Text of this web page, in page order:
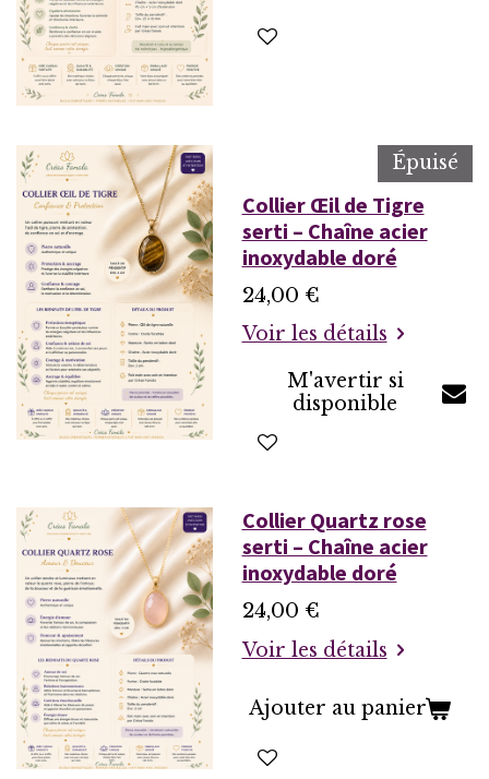
Épuisé
Collier Œil de Tigre
serti – Chaîne acier
inoxydable doré
24,00 €
Voir les détails
M'avertir si
disponible
Collier Quartz rose
serti – Chaîne acier
inoxydable doré
24,00 €
Voir les détails
Ajouter au panier